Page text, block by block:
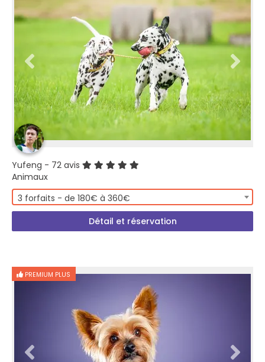
Yufeng - 72 avis
Animaux
3 forfaits - de 180€ à 360€
Détail et réservation
PREMIUM PLUS